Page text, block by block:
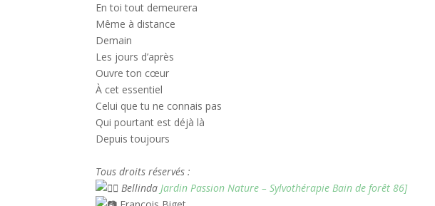
En toi tout demeurera
Même à distance
Demain
Les jours d’après
Ouvre ton cœur
À cet essentiel
Celui que tu ne connais pas
Qui pourtant est déjà là
Depuis toujours
Tous droits réservés :
BellindaJardin Passion Nature – Sylvothérapie Bain de forêt 86]